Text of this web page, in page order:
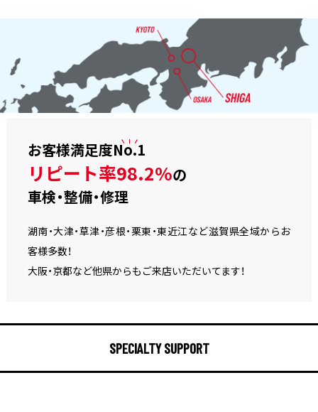
お客様満足度No.1
リピート率98.2%の
車検・整備・修理
湖南・大津・草津・彦根・栗東・東近江など滋賀県全域からお
客様多数！
大阪・京都など他県からもご来店いただいてます！
SPECIALTY SUPPORT